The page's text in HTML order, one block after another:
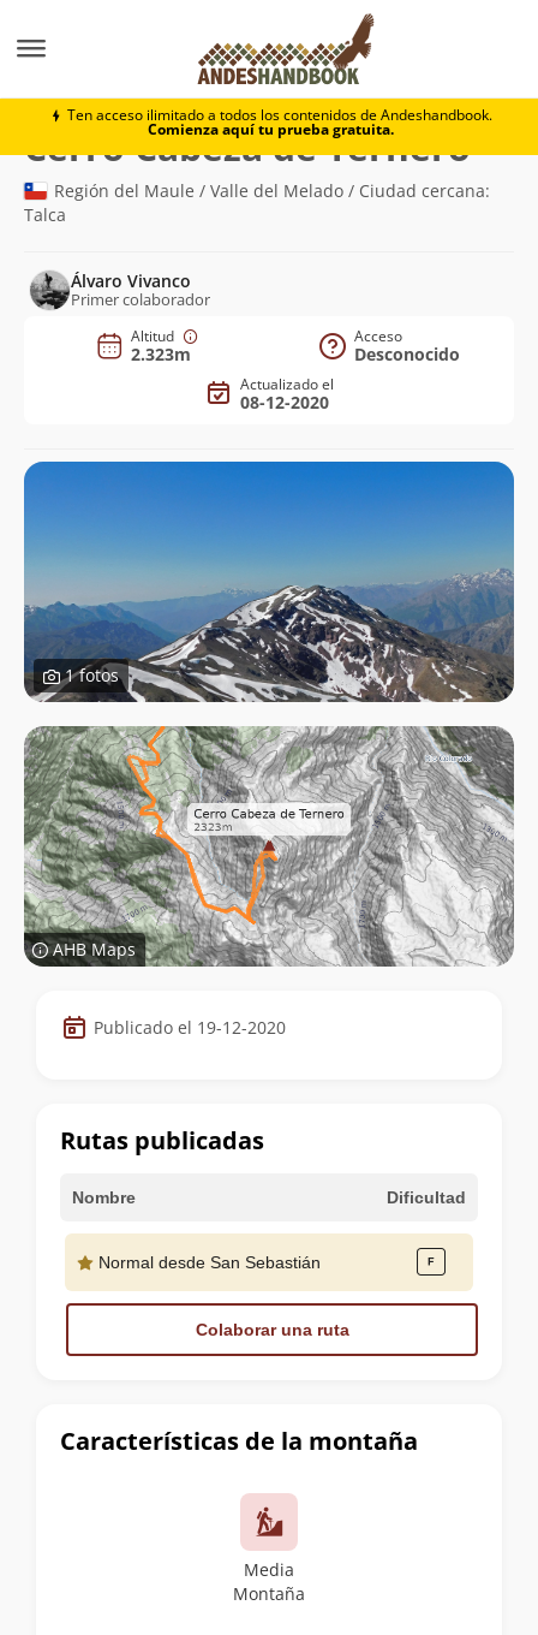
Ten acceso ilimitado a todos los contenidos de Andeshandbook.
Comienza aquí tu prueba gratuita.
Cerro Cabeza de Ternero
Cerro Cabeza de Ternero
Región del Maule / Valle del Melado / Ciudad cercana:
Talca
Álvaro Vivanco
Primer colaborador
Altitud
2.323m
Acceso
Desconocido
Actualizado el
08-12-2020
1 fotos
AHB Maps
Datos
de
cumbre
Publicado el 19-12-2020
Características de la montaña
Media
Montaña
Rutas publicadas
Nombre Dificultad
Normal desde San Sebastián
Colaborar una ruta